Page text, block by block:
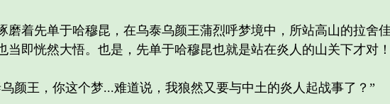
着先单于哈穆昆，在乌泰乌颜王蒲烈呼梦境中，所站高山的拉舍
当即恍然大悟。也是，先单于哈穆昆也就是站在炎人的山关下才对！
王，你这个梦...难道说，我狼然又要与中土的炎人起战事了？”